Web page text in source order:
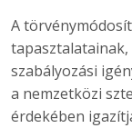
A
szabályozási
a nemzetközi
érdekében